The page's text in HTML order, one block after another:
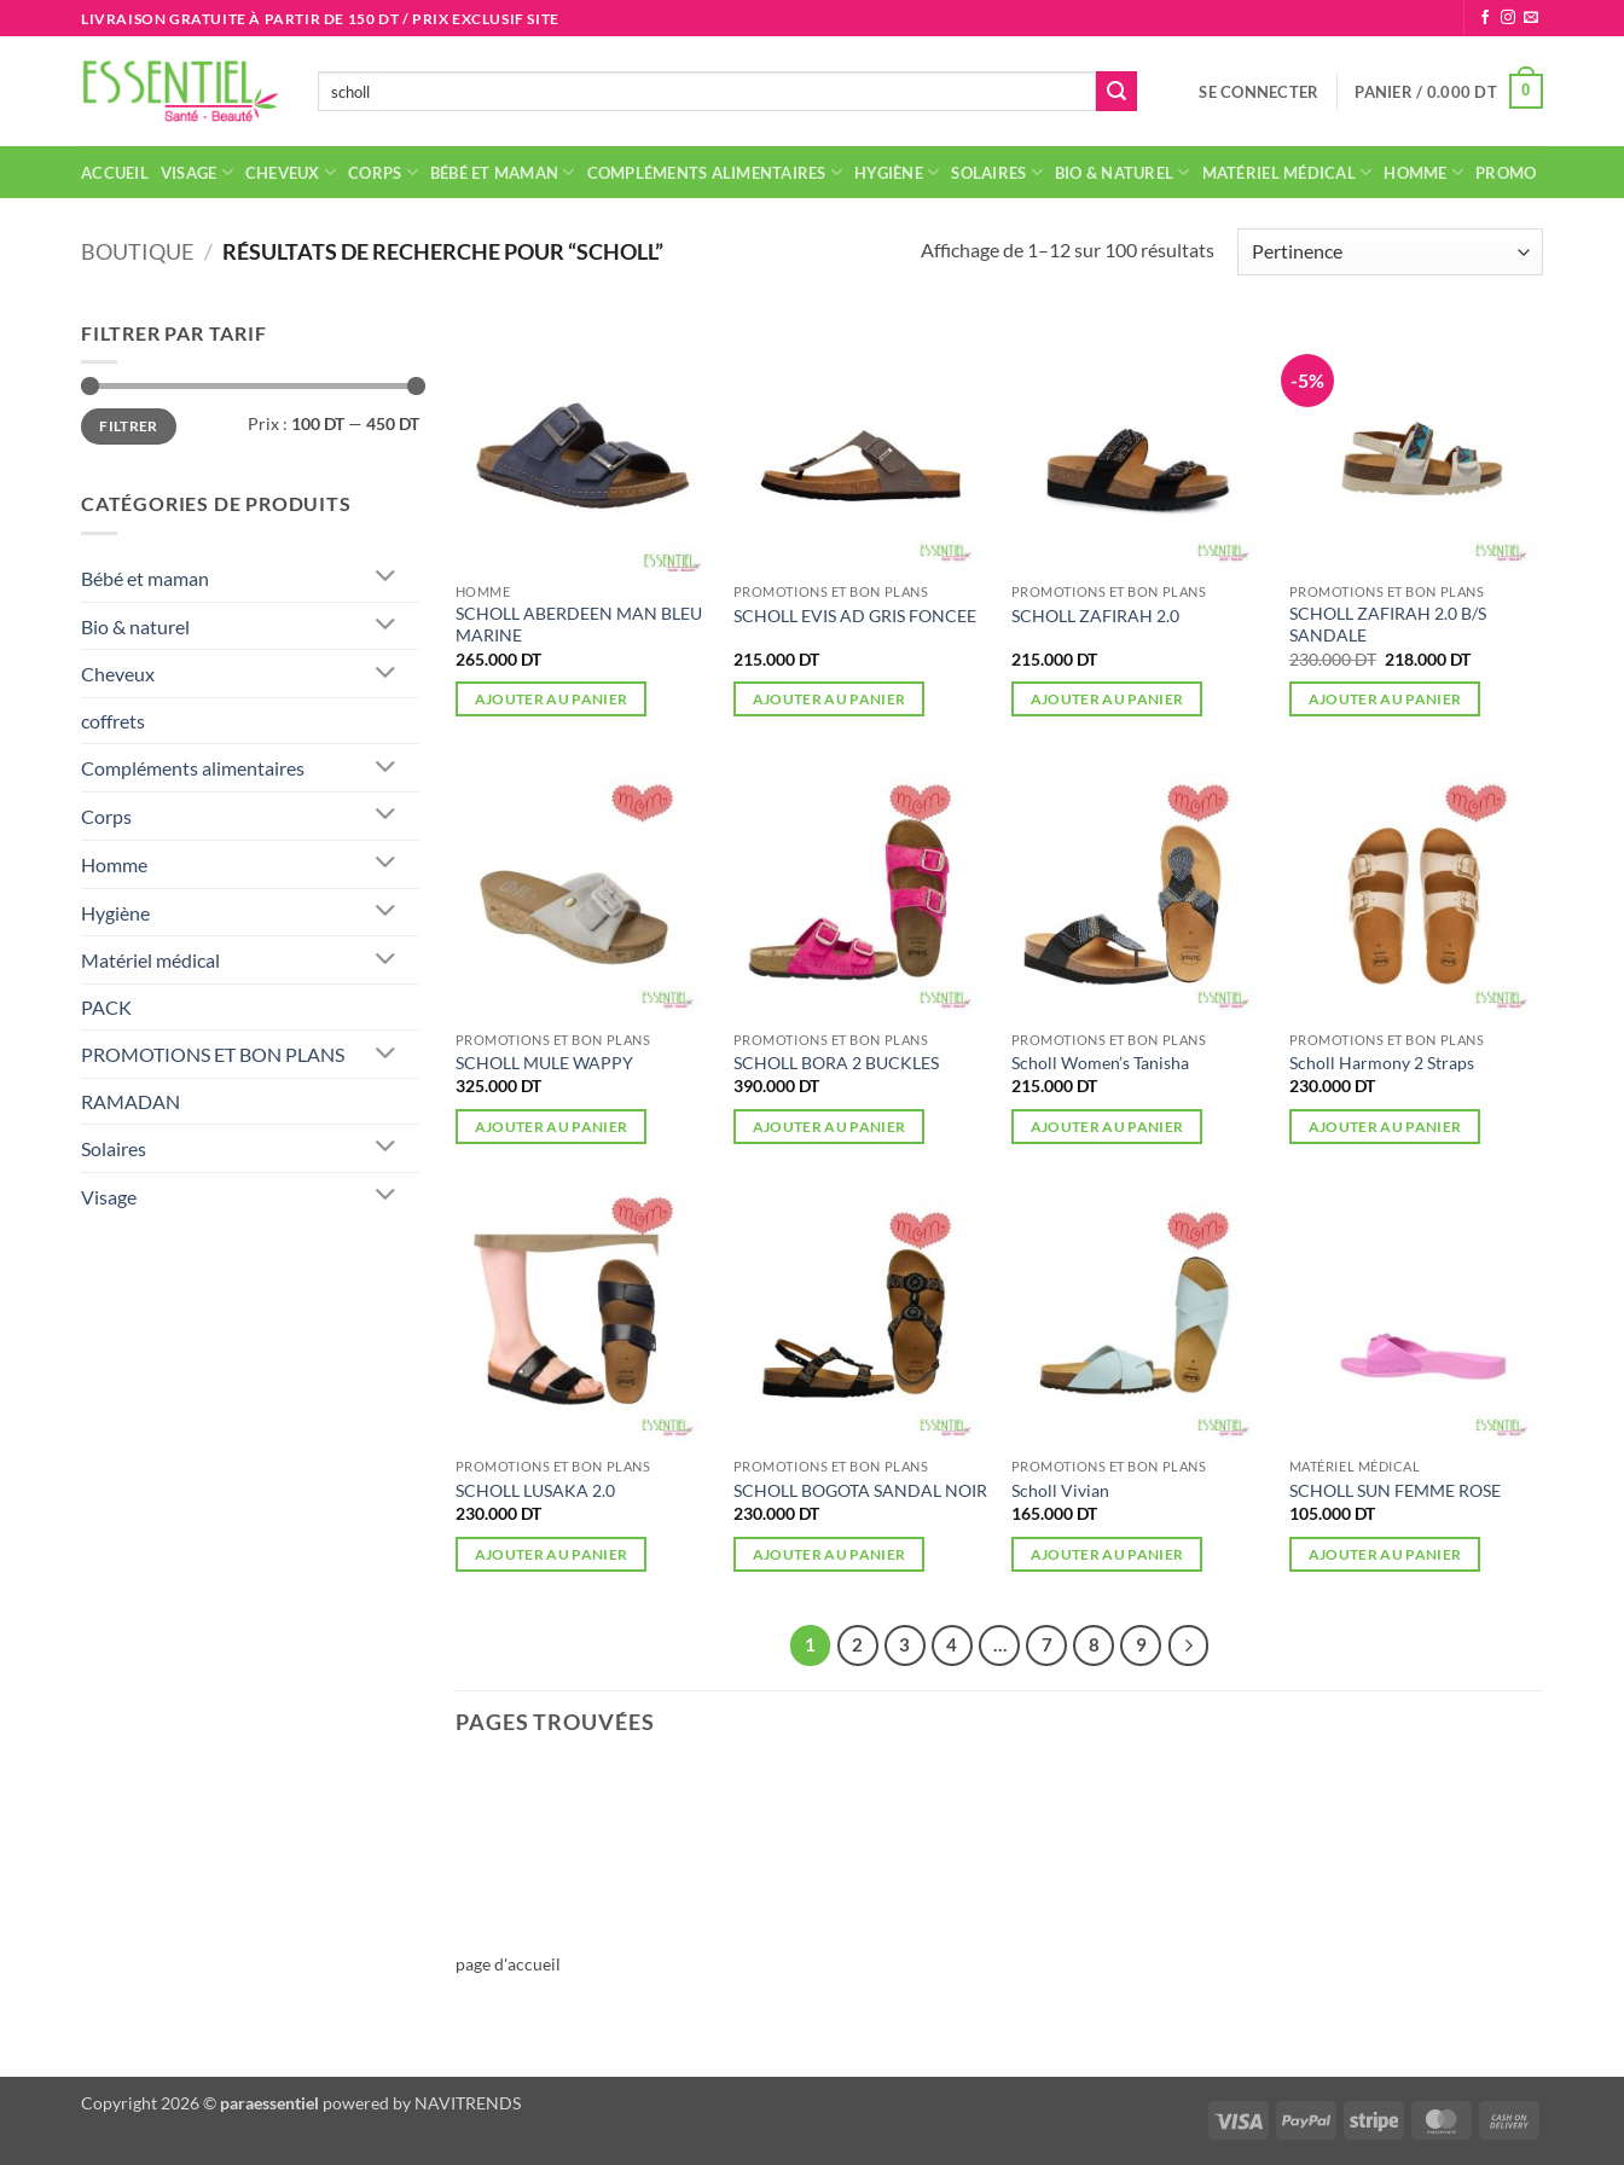
au
LIVRAISON GRATUITE À PARTIR DE 150 DT / PRIX EXCLUSIF SITE
SE CONNECTER PANIER / 0.000 DT 0
ACCUEIL VISAGE CHEVEUX CORPS BÉBÉ ET MAMAN COMPLÉMENTS ALIMENTAIRES HYGIÈNE SOLAIRES BIO & NATUREL MATÉRIEL MÉDICAL HOMME PROMO
BOUTIQUE / RÉSULTATS DE RECHERCHE POUR “SCHOLL” Affichage de 1–12 sur 100 résultatsTrié
par
FILTRER PAR TARIF
Prix
min
Prix
maxFILTRER Prix : 100 DT— 450 DT
CATÉGORIES DE PRODUITS
Bébé et maman
Bio & naturel
Cheveux
coffrets
Compléments alimentaires
Corps
Homme
Hygiène
Matériel médical
PACK
PROMOTIONS ET BON PLANS
RAMADAN
Solaires
Visage
HOMME
SCHOLL ABERDEEN MAN BLEU
MARINE
265.000 DT
AJOUTER AU PANIER
PROMOTIONS ET BON PLANS
SCHOLL EVIS AD GRIS FONCEE
215.000 DT
AJOUTER AU PANIER
PROMOTIONS ET BON PLANS
SCHOLL ZAFIRAH 2.0
215.000 DT
AJOUTER AU PANIER
-5%
PROMOTIONS ET BON PLANS
SCHOLL ZAFIRAH 2.0 B/S
SANDALE
230.000DT Le
initial
était :
218.000 DTLe
AJOUTER AU PANIER
PROMOTIONS ET BON PLANS
SCHOLL MULE WAPPY
325.000 DT
AJOUTER AU PANIER
PROMOTIONS ET BON PLANS
SCHOLL BORA 2 BUCKLES
390.000 DT
AJOUTER AU PANIER
PROMOTIONS ET BON PLANS
Scholl Women’s Tanisha
215.000 DT
AJOUTER AU PANIER
PROMOTIONS ET BON PLANS
Scholl Harmony 2 Straps
230.000 DT
AJOUTER AU PANIER
PROMOTIONS ET BON PLANS
SCHOLL LUSAKA 2.0
230.000 DT
AJOUTER AU PANIER
PROMOTIONS ET BON PLANS
SCHOLL BOGOTA SANDAL NOIR
230.000 DT
AJOUTER AU PANIER
PROMOTIONS ET BON PLANS
Scholl Vivian
165.000 DT
AJOUTER AU PANIER
MATÉRIEL MÉDICAL
SCHOLL SUN FEMME ROSE
105.000 DT
AJOUTER AU PANIER
1 2 3 4 … 7 8 9
PAGES TROUVÉES
page d'accueil
Visa PayPal Stripe MasterCard
Copyright 2026 © paraessentiel powered by NAVITRENDS